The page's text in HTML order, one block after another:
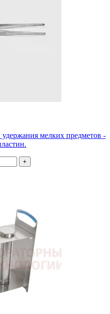
мелких предметов -
+